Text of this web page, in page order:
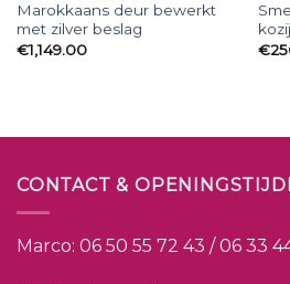
Marokkaans deur bewerkt
met zilver beslag
€1,149.00
€
CONTACT &
Marco: 06 50 55 72 43 / 06 33